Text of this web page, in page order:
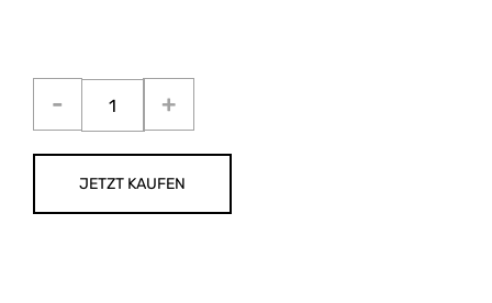
JETZT KAUFEN